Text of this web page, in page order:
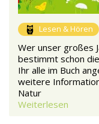
Lesen & Hören
Wer unser großes
bestimmt schon
Ihr alle im Buch
weitere
Natur
Weiterlesen